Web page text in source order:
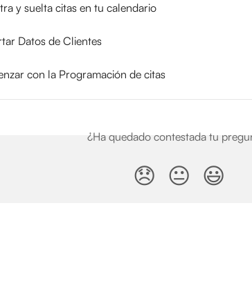
y suelta citas en tu calendario
Datos de Clientes
con la Programación de citas
¿Ha quedado contestada tu
😞 😐 😃